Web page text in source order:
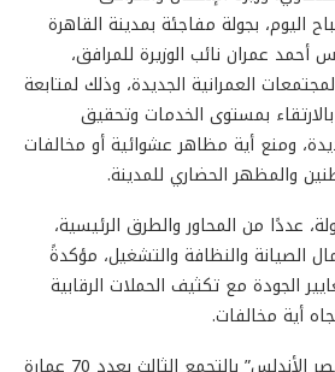
اليوم، بجولة مفاجئة بمدينة القاهرة
أحمد عمران نائب الوزيرة للمرافق،
العمرانية الجديدة، وذلك لمتابعة
بمستوى الخدمات وتحقيق
ومنع أية مظاهر عشوائية أو مخالفات
والمظهر الحضاري للمدينة.
عددًا من المحاور والطرق الرئيسية،
الصيانة والنظافة والتشغيل، مؤكدةً
الجودة مع تكثيف الحملات الرقابية
أية مخالفات.